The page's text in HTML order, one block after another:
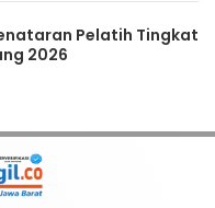
Pelatih Tingkat
2026